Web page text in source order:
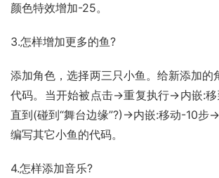
颜色特效增加-25。
3.怎样增加更多的鱼?
添加角色，选择两三只小鱼。给新添加的
代码。当开始被点击→重复执行→内嵌:
直到(碰到“舞台边缘”?)→内嵌:移动-10步
编写其它小鱼的代码。
4.怎样添加音乐?